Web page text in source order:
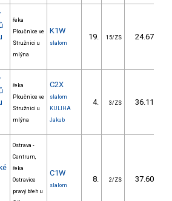
řeka
Ploučnice ve
Stružnici u
mlýna
K1W
slalom
19. 15/ZS 24.67
řeka
Ploučnice ve
Stružnici u
mlýna
C2X
slalom
KULIHA
Jakub
4. 3/ZS 36.11
Ostrava -
Centrum,
řeka
Ostravice
pravý břeh u
C1W
slalom
8. 2/ZS 37.60